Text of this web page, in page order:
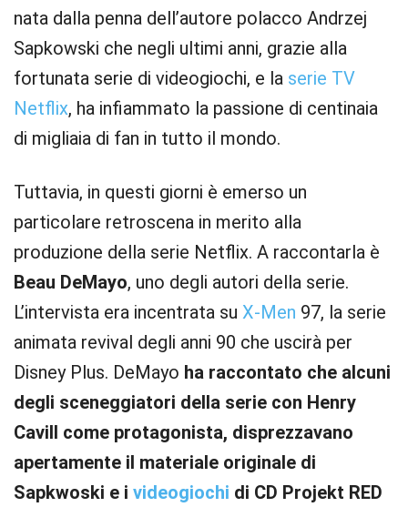
nata dalla penna dell’autore polacco Andrzej
Sapkowski che negli ultimi anni, grazie alla
fortunata serie di videogiochi, e la serie TV
Netflix, ha infiammato la passione di centinaia
di migliaia di fan in tutto il mondo.
Tuttavia, in questi giorni è emerso un
particolare retroscena in merito alla
produzione della serie Netflix. A raccontarla è
Beau DeMayo, uno degli autori della serie.
L’intervista era incentrata su X-Men 97, la serie
animata revival degli anni 90 che uscirà per
Disney Plus. DeMayo ha raccontato che alcuni
degli sceneggiatori della serie con Henry
Cavill come protagonista, disprezzavano
apertamente il materiale originale di
Sapkwoski e i videogiochi di CD Projekt RED